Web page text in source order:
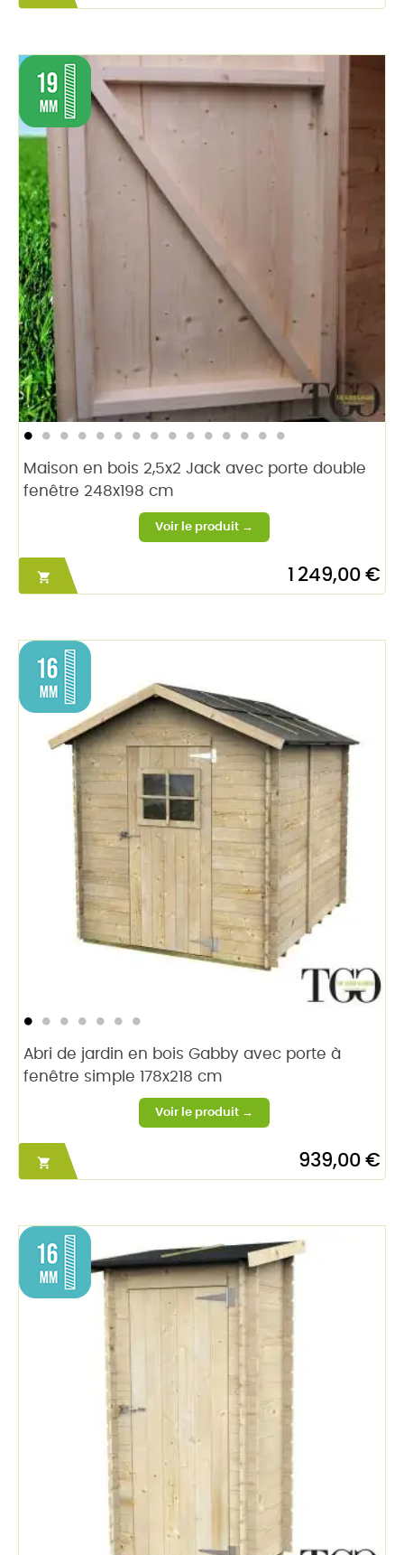
Maison en bois 2,5x2 Jack avec porte double
fenêtre 248x198 cm
 1 249,00 €
Abri de jardin en bois Gabby avec porte à
fenêtre simple 178x218 cm
 939,00 €